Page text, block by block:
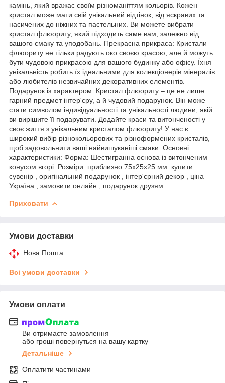
камінь, який вражає своїм різноманіттям кольорів. Кожен
кристал може мати свій унікальний відтінок, від яскравих та
насичених до ніжних та пастельних. Ви можете вибрати
кристал флюориту, який підходить саме вам, залежно від
вашого смаку та уподобань. Прекрасна прикраса: Кристали
флюориту не тільки радують око своєю красою, але й можуть
бути чудовою прикрасою для вашого будинку або офісу. Їхня
унікальність робить їх ідеальними для колекціонерів мінералів
або любителів незвичайних декоративних елементів.
Подарунок із характером: Кристал флюориту – це не лише
гарний предмет інтер'єру, а й чудовий подарунок. Він може
стати символом індивідуальності та унікальності людини, якій
ви вирішите її подарувати. Додайте краси та витонченості у
своє життя з унікальним кристалом флюориту! У нас є
широкий вибір різнокольорових та різноформених кристалів,
щоб задовольнити ваші найвишуканіші смаки. Основні
характеристики: Форма: Шестигранна основа із витонченим
конусом вгорі. Розміри: приблизно 75х25х25 мм. купити
сувенір , оригінальний подарунок , інтер'єрний декор , ціна
Україна , замовити онлайн , подарунок друзям
Приховати
Умови доставки
Нова Пошта
Всі умови доставки
Умови оплати
Ви отримаєте замовлення
або гроші повернуться на вашу картку
Детальніше
Оплатити частинами